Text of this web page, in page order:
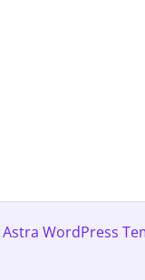
Astra WordPress